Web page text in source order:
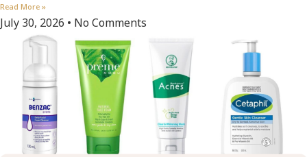
Read More »
July 30, 2026 No Comments